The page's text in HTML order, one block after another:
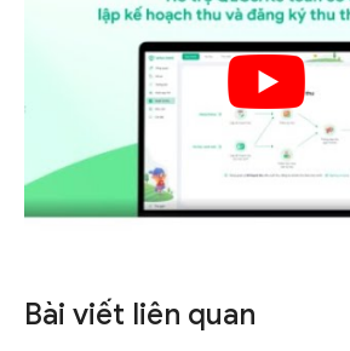
Bài viết liên quan